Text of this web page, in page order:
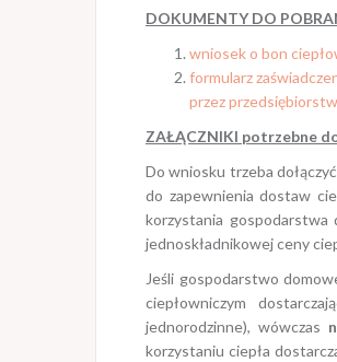
DOKUMENTY DO
wniosek o bon
formularz
przez
ZAŁĄCZNIKI potrzebne
Do wniosku trzeba
do zapewnienia dostaw
korzystania gospodarstwa
jednoskładnikowej ceny
Jeśli gospodarstwo
ciepłowniczym
jednorodzinne), wówczas
korzystaniu ciepła